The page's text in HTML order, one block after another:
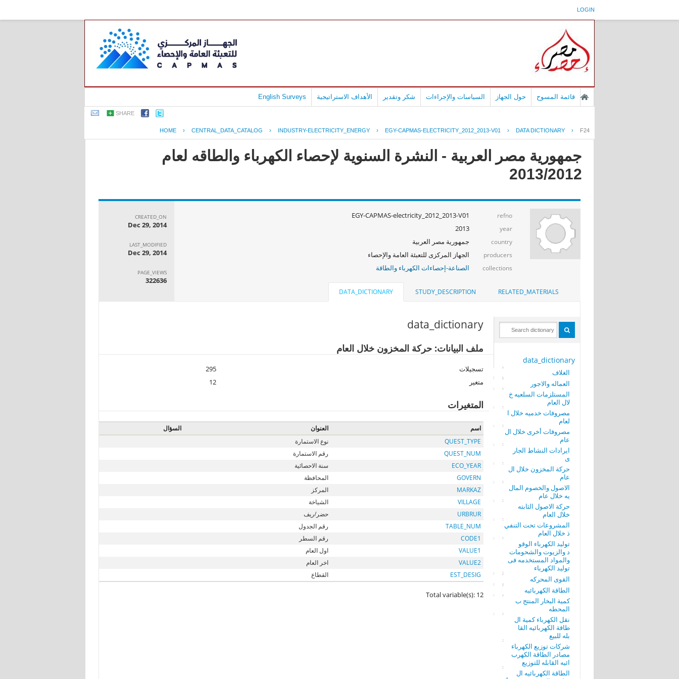
LOGIN
قائمة المسوح حول الجهاز السياسات والإجراءات شكر وتقدير الأهداف الاستراتيجية English Surveys
SHARE
HOME › CENTRAL_DATA_CATALOG › INDUSTRY-ELECTRICITY_ENERGY › EGY-CAPMAS-ELECTRICITY_2012_2013-V01 › DATA DICTIONARY › F24
جمهورية مصر العربية - النشرة السنوية لإحصاء الكهرباء والطاقه لعام
2013/2012
refno
EGY-CAPMAS-electricity_2012_2013-V01
year
2013
country جمهورية مصر العربية
producers الجهاز المركزى للتعبئة العامة والإحصاء
collections الصناعة-إحصاءات الكهرباء والطاقة
CREATED_ON
Dec 29, 2014
LAST_MODIFIED
Dec 29, 2014
PAGE_VIEWS
322636
RELATED_MATERIALS
STUDY_DESCRIPTION
DATA_DICTIONARY
data_dictionary
الغلاف
العماله والاجور
المستلزمات السلعيه خ
لال العام
مصروفات خدميه خلال ا
لعام
مصروفات أخرى خلال ال
عام
ايرادات النشاط الجار
ى
حركة المخزون خلال ال
عام
الاصول والخصوم المال
يه خلال عام
حركة الاصول الثابته
خلال العام
المشروعات تحت التنفي
ذ خلال العام
توليد الكهرباء الوقو
د والزيوت والشحومات
والمواد المستخدمه فى
توليد الكهرباء
القوى المحركه
الطاقة الكهربائيه
كمية البخار المنتج ب
المحطه
نقل الكهرباء كمية ال
طاقة الكهربائيه القا
بله للبيع
شركات توزيع الكهرباء
مصادر الطاقة الكهرب
ائيه القابله للتوزيع
الطاقة الكهربائيه ال
data_dictionary
ملف البيانات: حركة المخزون خلال العام
تسجيلات
295
متغير
12
المتغيرات
اسم العنوان
السؤال
QUEST_TYPE
نوع الاستمارة
QUEST_NUM
رقم الاستمارة
ECO_YEAR
سنة الاحصائية
GOVERN
المحافظة
MARKAZ
المركز
VILLAGE
الشياخة
URBRUR
حضر/ريف
TABLE_NUM
رقم الجدول
CODE1
رقم السطر
VALUE1
اول العام
VALUE2
اخر العام
EST_DESIG
القطاع
Total variable(s): 12